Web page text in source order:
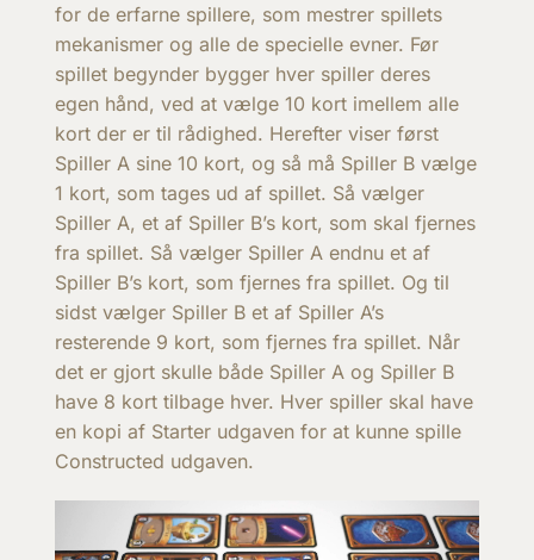
for de erfarne spillere, som mestrer spillets
mekanismer og alle de specielle evner. Før
spillet begynder bygger hver spiller deres
egen hånd, ved at vælge 10 kort imellem alle
kort der er til rådighed. Herefter viser først
Spiller A sine 10 kort, og så må Spiller B vælge
1 kort, som tages ud af spillet. Så vælger
Spiller A, et af Spiller B’s kort, som skal fjernes
fra spillet. Så vælger Spiller A endnu et af
Spiller B’s kort, som fjernes fra spillet. Og til
sidst vælger Spiller B et af Spiller A’s
resterende 9 kort, som fjernes fra spillet. Når
det er gjort skulle både Spiller A og Spiller B
have 8 kort tilbage hver. Hver spiller skal have
en kopi af Starter udgaven for at kunne spille
Constructed udgaven.